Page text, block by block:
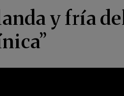
y fría